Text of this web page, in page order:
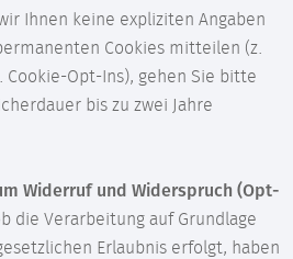
Ihnen keine expliziten Angaben
Cookies mitteilen (z.
Cookie-Opt-Ins), gehen Sie bitte
bis zu zwei Jahre
Widerruf und Widerspruch (Opt-
die Verarbeitung auf Grundlage
Erlaubnis erfolgt, haben